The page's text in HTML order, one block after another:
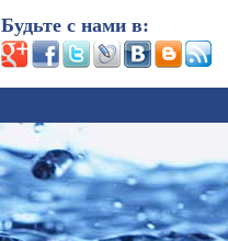
Будьте с нами в: